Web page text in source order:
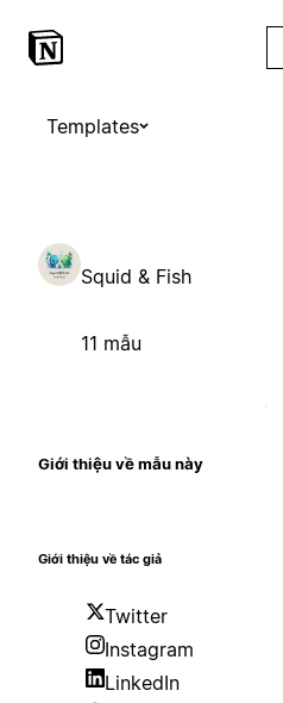
Templates
Squid & Fish
11 mẫu
Giới thiệu về mẫu này
Giới thiệu về tác giả
Twitter
Instagram
LinkedIn